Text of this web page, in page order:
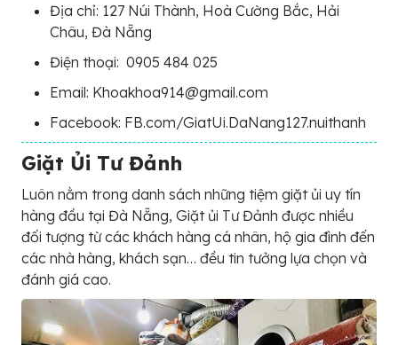
Địa chỉ: 127 Núi Thành, Hoà Cường Bắc, Hải
Châu, Đà Nẵng
Điện thoại: 0905 484 025
Email: Khoakhoa914@gmail.com
Facebook: FB.com/GiatUi.DaNang127.nuithanh
Giặt Ủi Tư Đảnh
Luôn nằm trong danh sách những tiệm giặt ủi uy tín
hàng đầu tại Đà Nẵng, Giặt ủi Tư Đảnh được nhiều
đối tượng từ các khách hàng cá nhân, hộ gia đình đến
các nhà hàng, khách sạn… đều tin tưởng lựa chọn và
đánh giá cao.